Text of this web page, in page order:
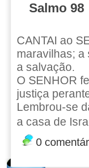
Salmo 98
CANTAI ao
maravilhas; a
a salvação.
O SENHOR
justiça
Lembrou-se
a casa de
0